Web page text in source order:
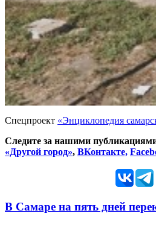
Спецпроект «Энциклопедия
Следите за нашими
«Другой город», ВКонтакте,
В Самаре на пять дней